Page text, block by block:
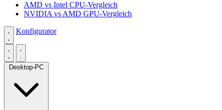
AMD vs Intel CPU-Vergleich
NVIDIA vs AMD GPU-Vergleich
Konfigurator
Desktop-PC